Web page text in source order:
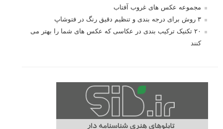
مجموعه عکس های غروب آفتاب
۳ روش برای درجه بندی و تنظیم دقیق رنگ در فتوشاپ
۲۰ تکنیک ترکیب بندی در عکاسی که عکس های شما را بهتر می
کنند